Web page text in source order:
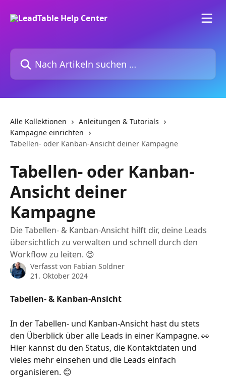
Nach Artikeln suchen …
Alle Kollektionen
Anleitungen & Tutorials
Kampagne einrichten
Tabellen- oder Kanban-Ansicht deiner Kampagne
Tabellen- oder Kanban-
Ansicht deiner
Kampagne
Die Tabellen- & Kanban-Ansicht hilft dir, deine Leads
übersichtlich zu verwalten und schnell durch den
Workflow zu leiten. 😊
Verfasst von Fabian Soldner
21. Oktober 2024
Tabellen- & Kanban-Ansicht
In der Tabellen- und Kanban-Ansicht hast du stets
den Überblick über alle Leads in einer Kampagne. 👀
Hier kannst du den Status, die Kontaktdaten und
vieles mehr einsehen und die Leads einfach
organisieren. 😊